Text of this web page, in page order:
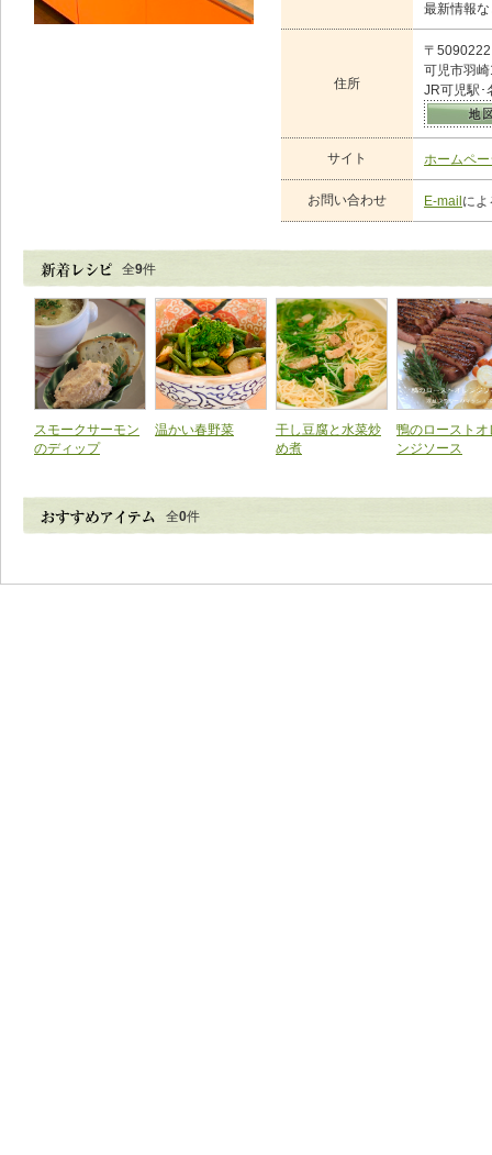
最新情報
住所
〒5090222
可児市羽
JR可児駅･
サイト ホームペ
お問い合わせ E-mail に
全9件
スモークサーモン
のディップ
温かい春野菜
干し豆腐と水菜炒
め煮
鴨のローストオ
ンジソース
全0件